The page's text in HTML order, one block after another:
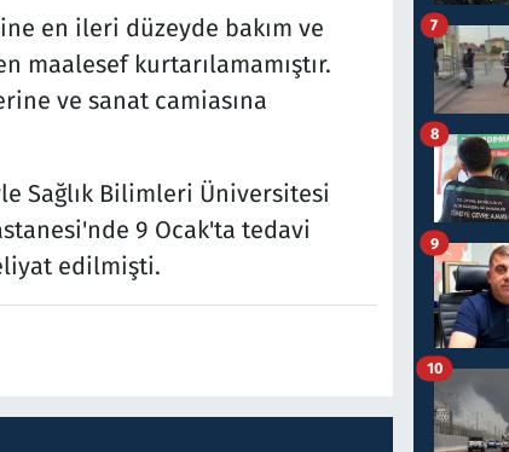
en ileri düzeyde bakım ve
maalesef kurtarılamamıştır.
ve sanat camiasına
Sağlık Bilimleri Üniversitesi
9 Ocak'ta tedavi
edilmişti.
7
8
9
10